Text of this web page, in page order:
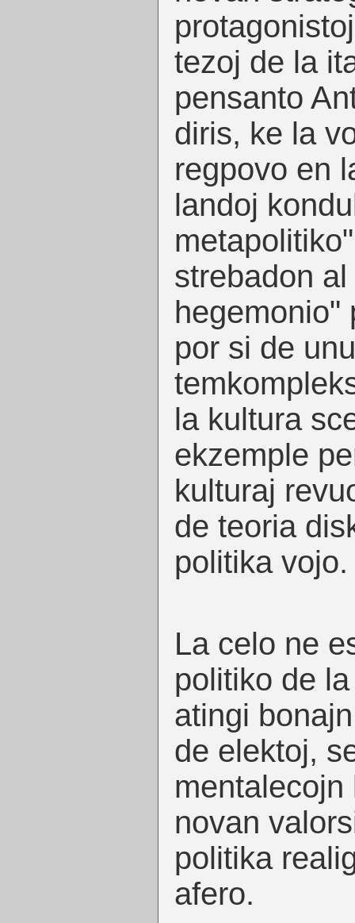
tezoj de la
pensanto
diris, ke la
regpovo en
landoj
strebadon
hegemonio"
por si de
la kultura
ekzemple
kulturaj
de teoria
politika vojo.
La celo ne
politiko de
atingi
de elektoj,
novan
politika
afero.